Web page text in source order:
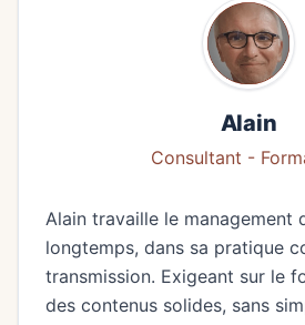
Alain
Consultant -
Alain travaille le management
longtemps, dans sa pratique
transmission. Exigeant sur le
des contenus solides, sans